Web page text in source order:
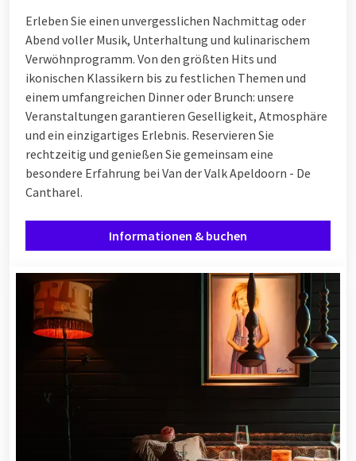
Erleben Sie einen unvergesslichen Nachmittag oder
Abend voller Musik, Unterhaltung und kulinarischem
Verwöhnprogramm. Von den größten Hits und
ikonischen Klassikern bis zu festlichen Themen und
einem umfangreichen Dinner oder Brunch: unsere
Veranstaltungen garantieren Geselligkeit, Atmosphäre
und ein einzigartiges Erlebnis. Reservieren Sie
rechtzeitig und genießen Sie gemeinsam eine
besondere Erfahrung bei Van der Valk Apeldoorn - De
Cantharel.
Informationen & buchen